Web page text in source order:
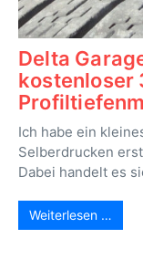
Delta
kostenloser
Ich habe ein
Selberdrucken
Dabei handelt es
Weiterlesen …